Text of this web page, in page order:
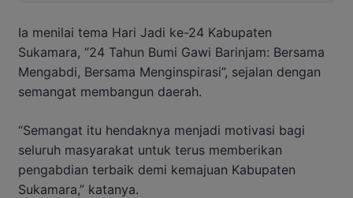
Ia menilai tema Hari Jadi ke-24 Kabupaten
Sukamara, “24 Tahun Bumi Gawi Barinjam: Bersama
Mengabdi, Bersama Menginspirasi”, sejalan dengan
semangat membangun daerah.
“Semangat itu hendaknya menjadi motivasi bagi
seluruh masyarakat untuk terus memberikan
pengabdian terbaik demi kemajuan Kabupaten
Sukamara,” katanya.